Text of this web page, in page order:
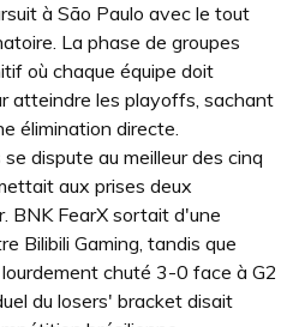
à São Paulo avec le tout
La phase de groupes
où chaque équipe doit
atteindre les playoffs, sachant
élimination directe.
dispute au meilleur des cinq
aux prises deux
BNK FearX sortait d'une
Bilibili Gaming, tandis que
chuté 3-0 face à G2
du losers' bracket disait